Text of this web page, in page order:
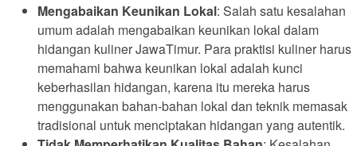
Mengabaikan Keunikan Lokal: Salah satu kesalahan
umum adalah mengabaikan keunikan lokal dalam
hidangan kuliner JawaTimur. Para praktisi kuliner harus
memahami bahwa keunikan lokal adalah kunci
keberhasilan hidangan, karena itu mereka harus
menggunakan bahan-bahan lokal dan teknik memasak
tradisional untuk menciptakan hidangan yang autentik.